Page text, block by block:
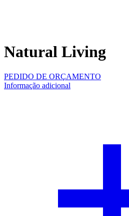
Natural Living
PEDIDO DE ORÇAMENTO
Informação adicional